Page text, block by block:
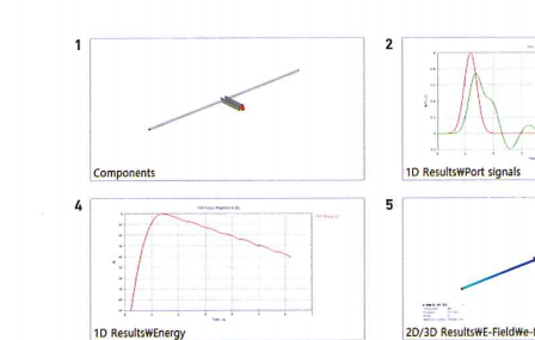
风能电源